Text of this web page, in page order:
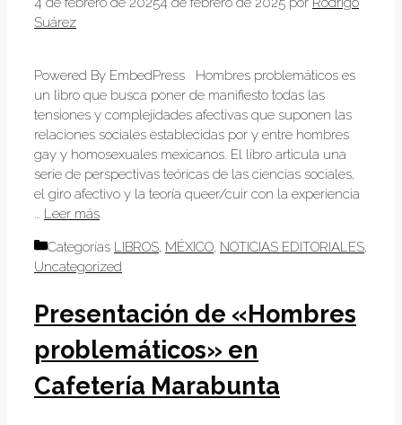
Suárez
Powered By EmbedPress Hombres problemáticos es
un libro que busca poner de manifiesto todas las
tensiones y complejidades afectivas que suponen las
relaciones sociales establecidas por y entre hombres
gay y homosexuales mexicanos. El libro articula una
serie de perspectivas teóricas de las ciencias sociales,
el giro afectivo y la teoría queer/cuir con la experiencia
Leer más
Categorías LIBROS, MÉXICO, NOTICIAS EDITORIALES,
Uncategorized
Presentación de «Hombres
problemáticos» en
Cafetería Marabunta